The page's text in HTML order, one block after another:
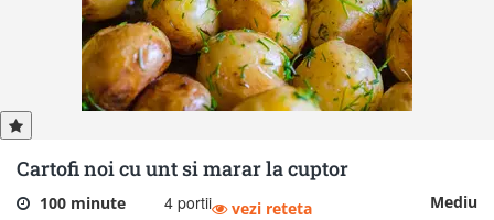
Cartofi noi cu unt si marar la cuptor
100 minute 4 portii Mediu
vezi reteta